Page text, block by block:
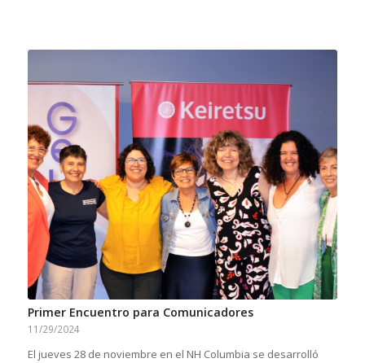
Primer Encuentro para Comunicadores
11/29/2024
El jueves 28 de noviembre en el NH Columbia se desarrolló